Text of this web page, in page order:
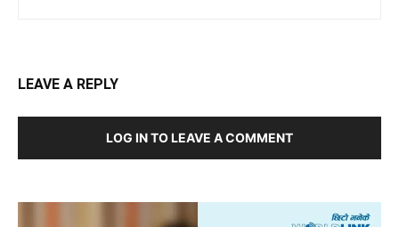
LEAVE A REPLY
LOG IN TO LEAVE A COMMENT